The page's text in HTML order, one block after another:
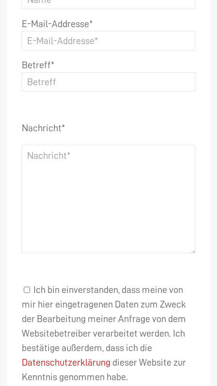
E-Mail-Addresse*
Betreff*
Nachricht*
Ich bin einverstanden, dass meine von
mir hier eingetragenen Daten zum Zweck
der Bearbeitung meiner Anfrage von dem
Websitebetreiber verarbeitet werden. Ich
bestätige außerdem, dass ich die
Datenschutzerklärung dieser Website zur
Kenntnis genommen habe.